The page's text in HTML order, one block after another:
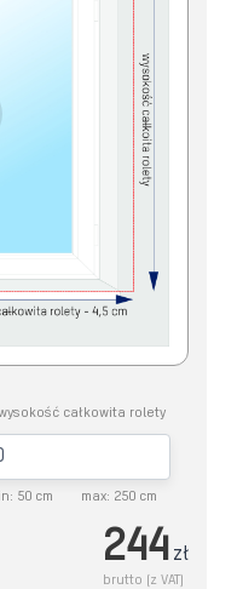
całkowita rolety
50 cm max: 250 cm
244 zł
brutto (z VAT)